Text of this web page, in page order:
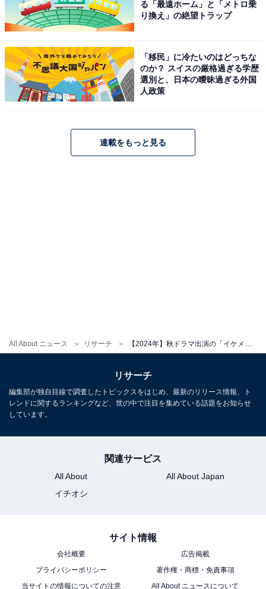
All About ニュース リサーチ
集めている俳優です。
ライベートも充実しているようで幸せオーラがすごい」
（40代女性／群馬県）、「パーツが整っていてイケメン
の見本のような人だから」（40代女性／神奈川県）、
「親しみも感じさせる、温かい雰囲気のイケメン俳優さ
こちらもおすすめ
【2024年】秋ドラマ出演の「好きな男性俳優」
ランキング！ 1位「反町隆史」に次ぐ2位は？
る「最遠ホーム」と「メトロ乗
り換え」の絶望トラップ
「移民」に冷たいのはどっちな
のか？ スイスの厳格過ぎる学歴
選別と、日本の曖昧過ぎる外国
人政策
連載をもっと見る
リサーチ
編集部が独自目線で調査したトピックスをはじめ、最新のリリース情報、ト
レンドに関するランキングなど、世の中で注目を集めている話題をお知らせ
しています。
関連サービス
All About
All About Japan
イチオシ
サイト情報
会社概要
広告掲載
プライバシーポリシー
著作権・商標・免責事項
当サイトの情報についての注意
All About ニュースについて